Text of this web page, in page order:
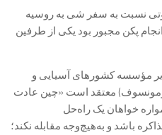
نسبت به سفر شی به روسیه
پکن مجبور بود یکی از طرفین
مؤسسه کشورهای آسیایی و
معتقد است «چین عادت
خواهان یک راه‌حل
باشد و به‌هیچ‌وجه مقابله نکند؛